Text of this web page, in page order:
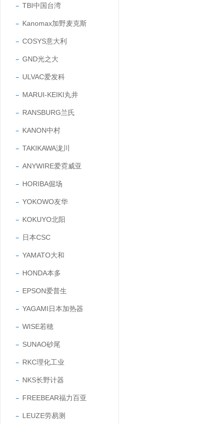
TBI中国台湾
Kanomax加野麦克斯
COSYS意大利
GND光之大
ULVAC爱发科
MARUI-KEIKI丸井
RANSBURG兰氏
KANON中村
TAKIKAWA泷川
ANYWIRE爱霓威亚
HORIBA倔场
YOKOWO友华
KOKUYO北阳
日本CSC
YAMATO大和
HONDA本多
EPSON爱普生
YAGAMI日本加热器
WISE若穂
SUNAO砂尾
RKC理化工业
NKS长野计器
FREEBEAR福力百亚
LEUZE劳易测